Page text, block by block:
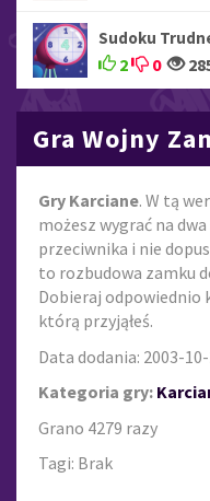
Sudoku
2 0
Gra Wojny
Gry Karciane. W tą
możesz wygrać na
przeciwnika i nie
to rozbudowa zamku
Dobieraj odpowiednio
którą przyjąłeś.
Data dodania: 2003-
Kategoria gry:
Grano 4279 razy
Tagi: Brak